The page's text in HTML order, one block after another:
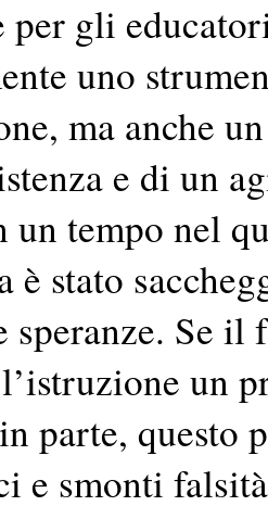
per gli
uno
ma anche
e di un
tempo nel
è stato
speranze. Se
un
parte, questo
e smonti